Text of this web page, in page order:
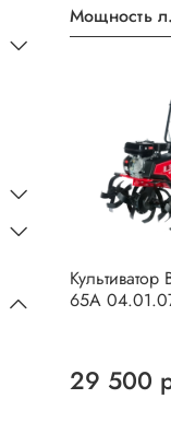
Мощность
Культиватор
65A
29 500